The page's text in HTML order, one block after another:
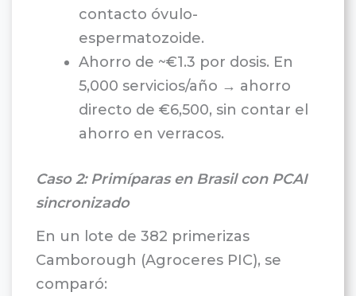
contacto óvulo-
espermatozoide.
Ahorro de ~€1.3 por dosis. En
5,000 servicios/año → ahorro
directo de €6,500, sin contar el
ahorro en verracos.
Caso 2: Primíparas en Brasil con PCAI
sincronizado
En un lote de 382 primerizas
Camborough (Agroceres PIC), se
comparó: